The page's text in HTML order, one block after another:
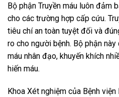
Bộ phận Truyền máu luôn đảm
cho các trường hợp cấp cứu.
tiêu chí an toàn tuyệt đối và
ro cho người bệnh. Bộ phận
máu nhân đạo, khuyến khích
hiến máu.
Khoa Xét nghiệm của Bệnh